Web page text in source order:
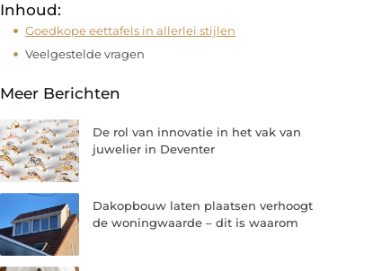
Inhoud:
Goedkope eettafels in allerlei stijlen
Veelgestelde vragen
Meer Berichten
De rol van innovatie in het vak van
juwelier in Deventer
Dakopbouw laten plaatsen verhoogt
de woningwaarde – dit is waarom